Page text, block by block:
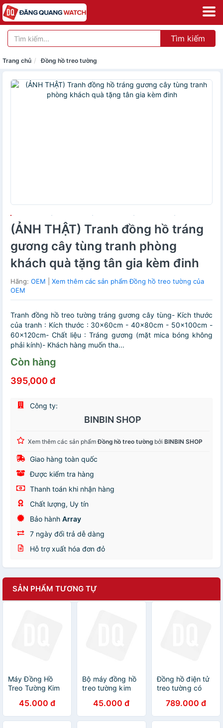
Tìm kiếm
Trang chủ Đồng hồ treo tường
(ẢNH THẬT) Tranh đồng hồ tráng
gương cây tùng tranh phòng
khách quà tặng tân gia kèm đinh
Hãng: OEM
Xem thêm các sản phẩm Đồng hồ treo tường của
OEM
Tranh đồng hồ treo tường tráng gương cây tùng- Kích thước
của tranh : Kích thước : 30x60cm - 40x80cm - 50x100cm -
60x120cm- Chất liệu : Tráng gương (mặt mica bóng không
phải kính)- Khách hàng muốn tha...
Còn hàng
395,000 đ
Công ty:
BINBIN SHOP
Xem thêm các sản phẩmĐồng hồ treo tường bởi BINBIN SHOP
Giao hàng toàn quốc
Được kiểm tra hàng
Thanh toán khi nhận hàng
Chất lượng, Uy tín
Bảo hành Array
7 ngày đổi trả dễ dàng
Hỗ trợ xuất hóa đơn đỏ
SẢN PHẨM TƯƠNG TỰ
Máy Đồng Hồ
Treo Tường Kim
45.000 đ
Bộ máy đồng hồ
treo tường kim
kèm theo ốc vít
45.000 đ
Đồng hồ điện tử
treo tường có
789.000 đ